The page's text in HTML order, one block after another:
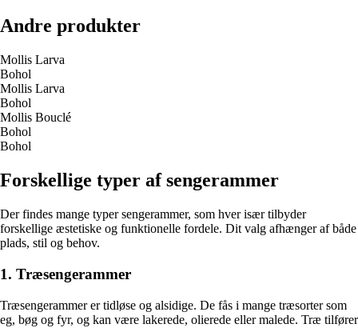
Andre produkter
Mollis Larva
Bohol
Mollis Larva
Bohol
Mollis Bouclé
Bohol
Bohol
Forskellige typer af sengerammer
Der findes mange typer sengerammer, som hver især tilbyder
forskellige æstetiske og funktionelle fordele. Dit valg afhænger af både
plads, stil og behov.
1. Træsengerammer
Træsengerammer er tidløse og alsidige. De fås i mange træsorter som
eg, bøg og fyr, og kan være lakerede, olierede eller malede. Træ tilfører